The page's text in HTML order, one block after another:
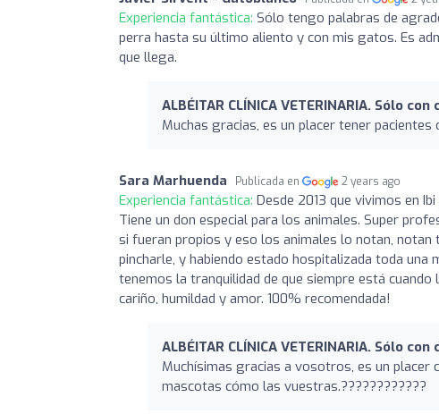
Experiencia fantástica: Sólo tengo palabras de
perra hasta su último aliento y con mis gatos. Es
que llega.
ALBÉITAR CLÍNICA VETERINARIA. Sólo
Muchas gracias, es un placer tener
Sara Marhuenda Publicada en 2 years ago
Experiencia fantástica: Desde 2013 que vivimos en
Tiene un don especial para los animales. Super
si fueran propios y eso los animales lo notan, notan
pincharle, y habiendo estado hospitalizada toda una
tenemos la tranquilidad de que siempre está
cariño, humildad y amor. 100% recomendada!
ALBÉITAR CLÍNICA VETERINARIA. Sólo
Muchísimas gracias a vosotros, es un
mascotas cómo las vuestras.????????????